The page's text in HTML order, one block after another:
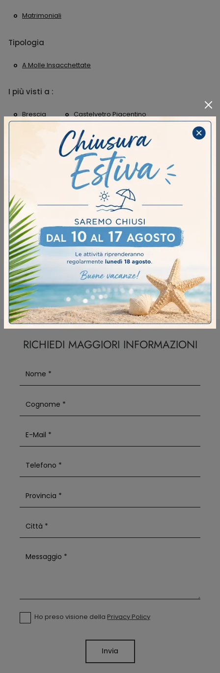
Matrimoniali
Tipologia
A Molle Insacchettate
I più visti a :
Brescia Castelvetro Piacentino
Piacenza
CONTINUA A NAVIGARE
Materassi Castiflex Brescia
Materassi Castiflex Castelvetro Piacentino
Materassi Castiflex Fidenza
Materassi Castiflex Piacenza
RICHIEDI MAGGIORI INFORMAZIONI
Ho preso visione della Privacy Policy
Invia